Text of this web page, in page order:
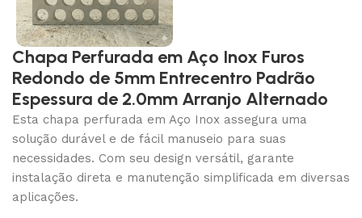
Chapa Perfurada em Aço Inox Furos
Redondo de 5mm Entrecentro Padrão
Espessura de 2.0mm Arranjo Alternado
Esta chapa perfurada em Aço Inox assegura uma
solução durável e de fácil manuseio para suas
necessidades. Com seu design versátil, garante
instalação direta e manutenção simplificada em diversas
aplicações.